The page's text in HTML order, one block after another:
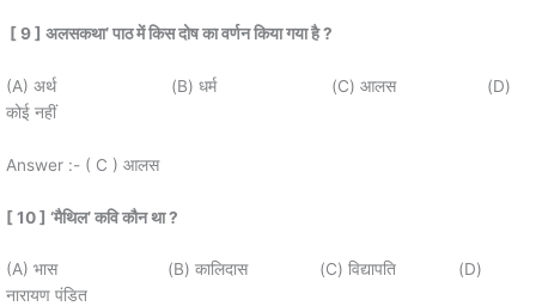
[ 9 ] अलसकथा’पाठ में किस दोष का वर्णन किया गया है?
(A) अर्थ (B) धर्म (C) आलस (D)
कोई नहीं
Answer :- ( C ) आलस
[ 10 ] ‘मैथिल’कवि कौन था?
(A) भास (B) कालिदास (C) विद्यापति (D)
नारायण पंडित